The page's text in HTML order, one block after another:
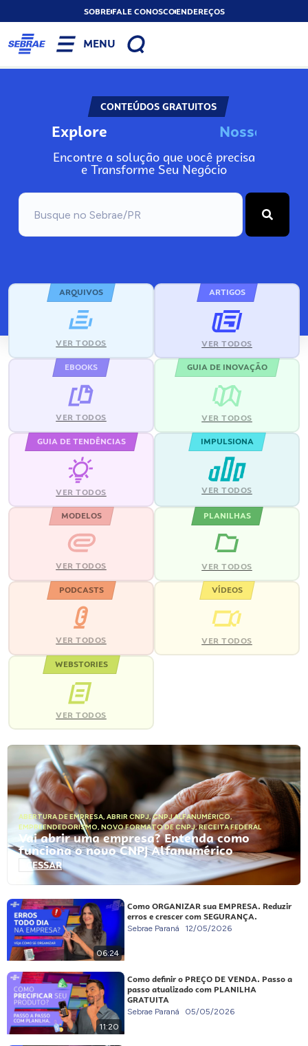
SOBREFALE CONOSCOENDEREÇOS
MENU
CONTEÚDOS GRATUITOS
Explore No
Encontre a solução que você precisa
e Transforme Seu Negócio
ARQUIVOS
VER TODOS
ARTIGOS
VER TODOS
EBOOKS
VER TODOS
GUIA DE INOVAÇÃO
VER TODOS
GUIA DE TENDÊNCIAS
VER TODOS
IMPULSIONA
VER TODOS
MODELOS
VER TODOS
PLANILHAS
VER TODOS
PODCASTS
VER TODOS
VÍDEOS
VER TODOS
WEBSTORIES
VER TODOS
ABERTURA DE EMPRESA, ABRIR CNPJ,CNPJ ALFANUMÉRICO,
EMPREENDEDORISMO, NOVO FORMATO DE CNPJ,RECEITA FEDERAL
Vai abrir uma empresa? Entenda como
funciona o novo CNPJ Alfanumérico
ACESSAR
06:24
Como ORGANIZAR sua EMPRESA. Reduzir
erros e crescer com SEGURANÇA.
Sebrae Paraná 12/05/2026
11:20
Como definir o PREÇO DE VENDA. Passo a
passo atualizado com PLANILHA
GRATUITA
Sebrae Paraná 05/05/2026